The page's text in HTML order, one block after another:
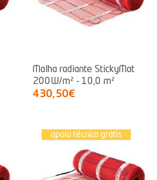
Malha radiante StickyMat
200W/m² - 10,0 m²
430,50€
apoio técnico grátis